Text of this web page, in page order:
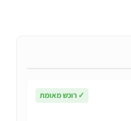
✓ רוכש מאומת